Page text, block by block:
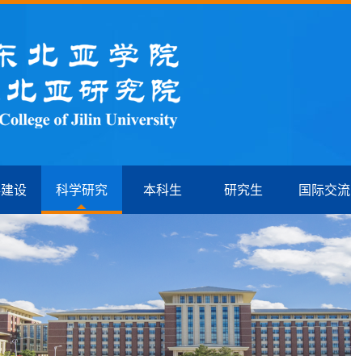
设 科学研究 本科生 研究生 国际交流